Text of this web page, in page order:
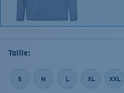
Taille:
S M L XL XXL